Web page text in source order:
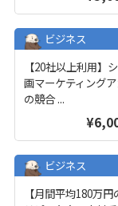
ビジネス
【20社以上利用】
画マーケティング
の競合...
ビジネス
【月間平均180万円